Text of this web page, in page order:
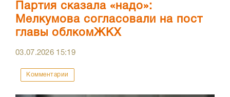
Партия сказала «надо»:
Мелкумова согласовали на пост
главы облкомЖКХ
03.07.2026 15:19
Комментарии